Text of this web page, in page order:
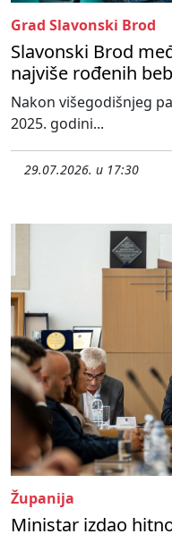
Grad Slavonski Brod
Slavonski Brod
najviše rođenih
Nakon višegodišnjeg
2025. godini...
29.07.2026. u 17:30
Županija
Ministar izdao